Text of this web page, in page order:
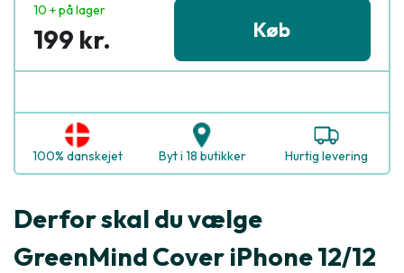
10 + på lager
199 kr. Køb
100% danskejet Byt i 18 butikker Hurtig levering
Derfor skal du vælge
GreenMind Cover iPhone 12/12